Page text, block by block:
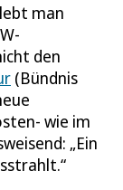
man
den
(Bündnis
wie im
„Ein